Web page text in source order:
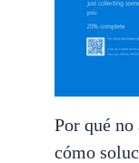
Por qué
cómo